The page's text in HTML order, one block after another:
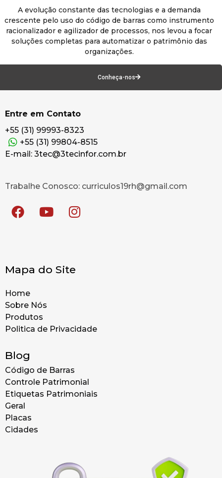
A evolução constante das tecnologias e a demanda
crescente pelo uso do código de barras como instrumento
racionalizador e agilizador de processos, nos levou a focar
soluções completas para automatizar o patrimônio das
organizações.
Conheça-nos
Entre em Contato
+55 (31) 99993-8323
+55 (31) 99804-8515
E-mail: 3tec@3tecinfor.com.br
Trabalhe Conosco: curriculos19rh@gmail.com
Mapa do Site
Home
Sobre Nós
Produtos
Politica de Privacidade
Blog
Código de Barras
Controle Patrimonial
Etiquetas Patrimoniais
Geral
Placas
Cidades